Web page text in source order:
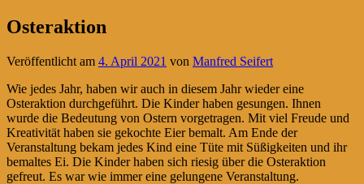
Osteraktion
Veröffentlicht am 4. April 2021 von Manfred Seifert
Wie jedes Jahr, haben wir auch in diesem Jahr wieder eine
Osteraktion durchgeführt. Die Kinder haben gesungen. Ihnen
wurde die Bedeutung von Ostern vorgetragen. Mit viel Freude und
Kreativität haben sie gekochte Eier bemalt. Am Ende der
Veranstaltung bekam jedes Kind eine Tüte mit Süßigkeiten und ihr
bemaltes Ei. Die Kinder haben sich riesig über die Osteraktion
gefreut. Es war wie immer eine gelungene Veranstaltung.